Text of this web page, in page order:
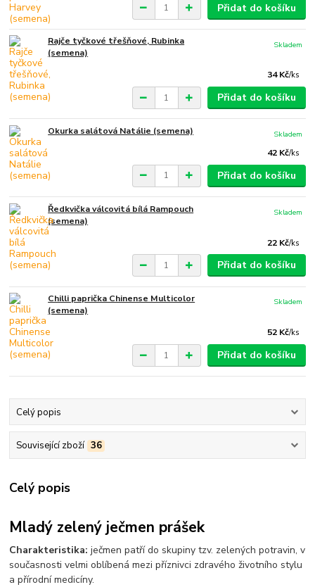
Přidat do košíku
Rajče tyčkové třešňové, Rubinka
(semena)
34 Kč/ks
Skladem
Přidat do košíku
Okurka salátová Natálie (semena)
42 Kč/ks
Skladem
Přidat do košíku
Ředkvička válcovitá bílá Rampouch
(semena)
22 Kč/ks
Skladem
Přidat do košíku
Chilli paprička Chinense Multicolor
(semena)
52 Kč/ks
Skladem
Přidat do košíku
Celý popis
Související zboží 36
Celý popis
Mladý zelený ječmen prášek
Charakteristika:ječmen patří do skupiny tzv. zelených potravin, v
současnosti velmi oblíbená mezi příznivci zdravého životního stylu
a přírodní medicíny.